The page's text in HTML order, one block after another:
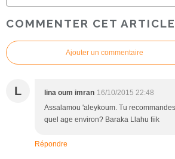
COMMENTER CET ARTICLE
Ajouter un commentaire
L lina oum imran 16/10/2015 22:48
Assalamou 'aleykoum. Tu
quel age environ? Baraka Llahu fiik
Répondre